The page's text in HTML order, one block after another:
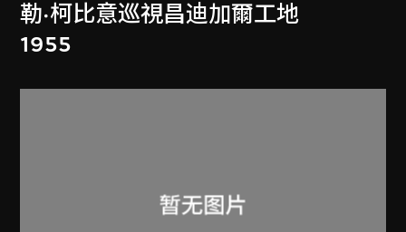
勒·柯比意巡視昌迪加爾工地
1955